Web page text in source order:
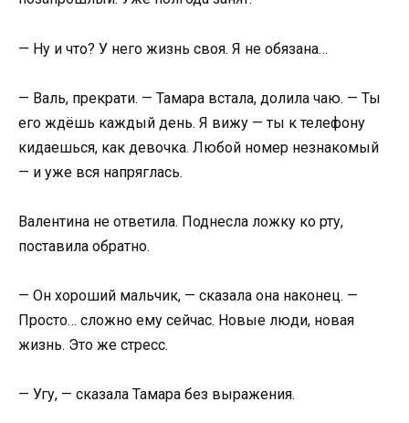
— Ну и что? У него жизнь своя. Я не обязана…
— Валь, прекрати. — Тамара встала, долила чаю. — Ты
его ждёшь каждый день. Я вижу — ты к телефону
кидаешься, как девочка. Любой номер незнакомый
— и уже вся напряглась.
Валентина не ответила. Поднесла ложку ко рту,
поставила обратно.
— Он хороший мальчик, — сказала она наконец. —
Просто… сложно ему сейчас. Новые люди, новая
жизнь. Это же стресс.
— Угу, — сказала Тамара без выражения.